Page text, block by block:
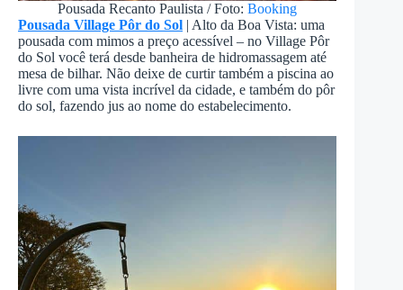
Pousada Recanto Paulista / Foto:Booking
Pousada Village Pôr do Sol | Alto da Boa Vista: uma
pousada com mimos a preço acessível – no Village Pôr
do Sol você terá desde banheira de hidromassagem até
mesa de bilhar. Não deixe de curtir também a piscina ao
livre com uma vista incrível da cidade, e também do pôr
do sol, fazendo jus ao nome do estabelecimento.